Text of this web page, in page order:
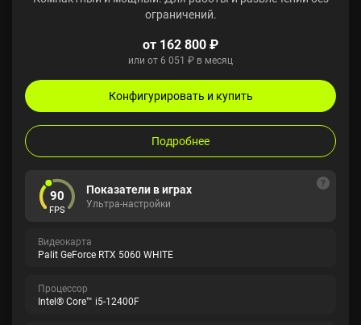
ограничений.
от 162 800 ₽
или от 6 051 ₽ в месяц
Конфигурировать и купить
Подробнее
90
FPS
Показатели в играх
Ультра-настройки
Видеокарта
Palit GeForce RTX 5060 WHITE
Процессор
Intel® Core™ i5-12400F